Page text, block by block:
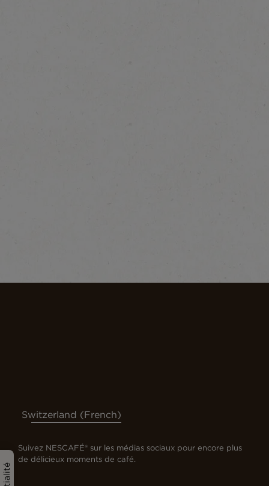
Switzerland (French)
Suivez NESCAFÉ® sur les médias sociaux pour encore plus
de délicieux moments de café.